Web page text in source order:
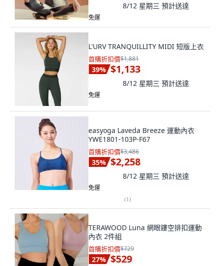
8/12 星期三 預計送達
免運
L'URV TRANQUILLITY MIDI 短版上衣
首購折扣價$1,881
39% $1,133
8/12 星期三 預計送達
免運
easyoga Laveda Breeze 運動內衣
YWE1801-103P-F67
首購折扣價$3,486
35% $2,258
8/12 星期三 預計送達
免運
(1)
TERAWOOD Luna 網眼鏤空排扣運動
內衣 2件組
首購折扣價$729
27% $529